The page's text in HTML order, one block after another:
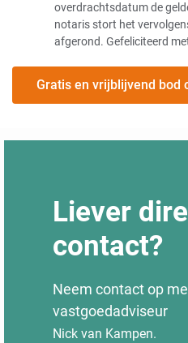
overdrachtsdatum de
notaris stort het
afgerond. Gefeliciteerd
Gratis en vrijblijvend bod
Liever
contact?
Neem contact op
vastgoedadviseur
Nick van Kampen.